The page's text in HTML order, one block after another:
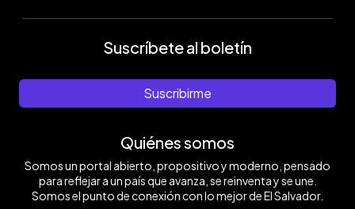
Suscríbete al boletín
Suscribirme
Quiénes somos
Somos un portal abierto, propositivo y moderno, pensado
para reflejar a un país que avanza, se reinventa y se une.
Somos el punto de conexión con lo mejor de El Salvador.